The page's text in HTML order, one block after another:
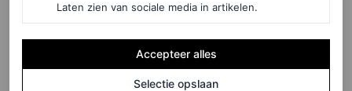
Laten zien van sociale media in artikelen.
Accepteer alles
Selectie opslaan